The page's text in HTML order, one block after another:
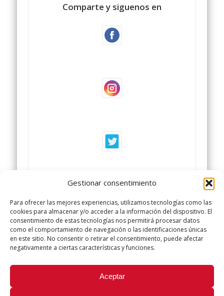
Gestionar consentimiento
Para ofrecer las mejores experiencias, utilizamos tecnologías como las
cookies para almacenar y/o acceder a la información del dispositivo. El
consentimiento de estas tecnologías nos permitirá procesar datos
como el comportamiento de navegación o las identificaciones únicas
en este sitio. No consentir o retirar el consentimiento, puede afectar
negativamente a ciertas características y funciones.
Aceptar
Comparte y siguenos en
Did you like this article? Share it with your friends!